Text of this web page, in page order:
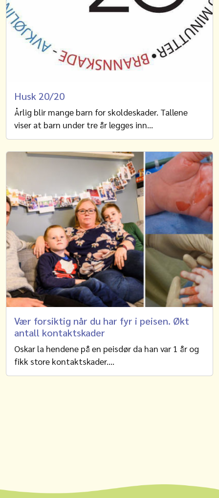
Husk 20/20
Årlig blir mange barn for skoldeskader. Tallene
viser at barn under tre år legges inn…
Vær forsiktig når du har fyr i peisen. Økt
antall kontaktskader
Oskar la hendene på en peisdør da han var 1 år og
fikk store kontaktskader.…